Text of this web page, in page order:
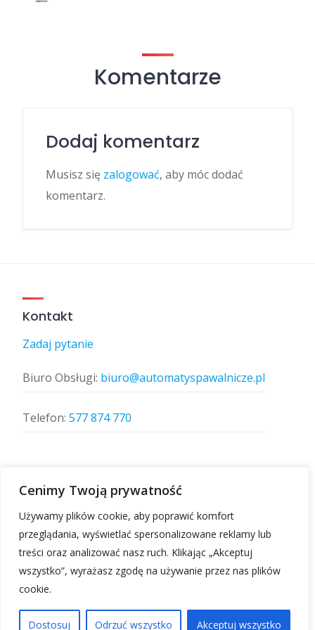
Cenimy Twoją prywatność
Używamy plików cookie, aby poprawić komfort
przeglądania, wyświetlać spersonalizowane reklamy lub
treści oraz analizować nasz ruch. Klikając „Akceptuj
wszystko”, wyrażasz zgodę na używanie przez nas plików
cookie.
Dostosuj Odrzuć wszystko Akceptuj wszystko
Komentarze
Dodaj komentarz
Musisz się zalogować, aby móc dodać
komentarz.
Kontakt
Zadaj pytanie
Biuro Obsługi: biuro@automatyspawalnicze.pl
Telefon: 577 874 770
Automatyspawalnicze.pl | Wszelkie prawa
zastrzeżone.